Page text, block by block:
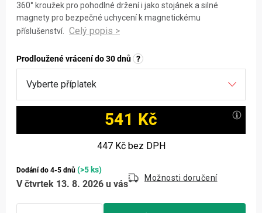
360° kroužek pro pohodlné držení i jako stojánek a silné
magnety pro bezpečné uchycení k magnetickému
příslušenství.
Prodloužené vrácení do 30 dnů ?
541 Kč
447 Kčbez DPH
Dodání do 4-5 dnů (>5 ks)
V čtvrtek 13. 8. 2026 u vás
Možnosti doručení